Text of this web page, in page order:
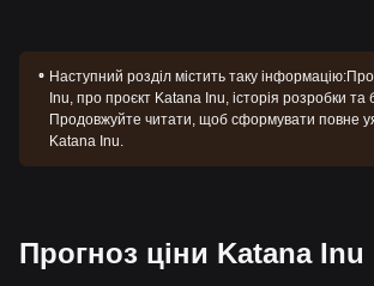
Наступний розділ містить таку інформацію:
Inu, про проєкт Katana Inu, історія розробки та
Продовжуйте читати, щоб сформувати повне
Katana Inu.
Прогноз ціни Katana Inu